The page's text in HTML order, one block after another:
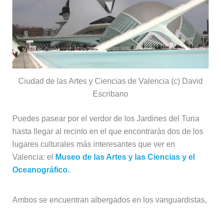
Ciudad de las Artes y Ciencias de Valencia (c) David
Escribano
Puedes pasear por el verdor de los Jardines del Turia
hasta llegar al recinto en el que encontrarás dos de los
lugares culturales más interesantes que ver en
Valencia: el
Museo de las Artes y las Ciencias y el
Oceanográfico.
Ambos se encuentran albergados en los vanguardistas,